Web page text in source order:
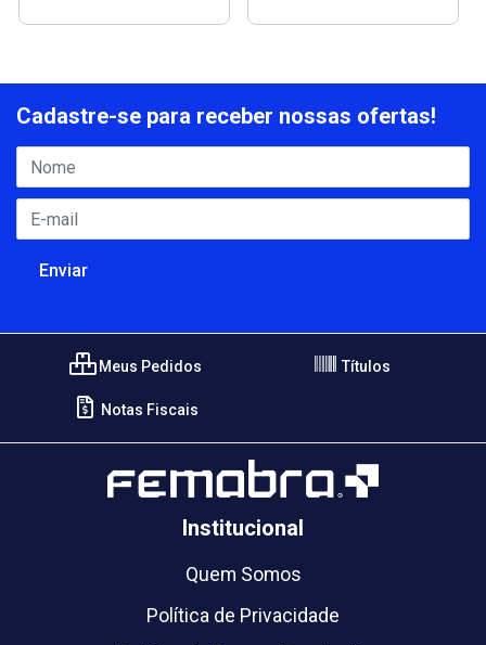
Cadastre-se para receber nossas ofertas!
Meus Pedidos Títulos
Notas Fiscais
Institucional
Quem Somos
Política de Privacidade